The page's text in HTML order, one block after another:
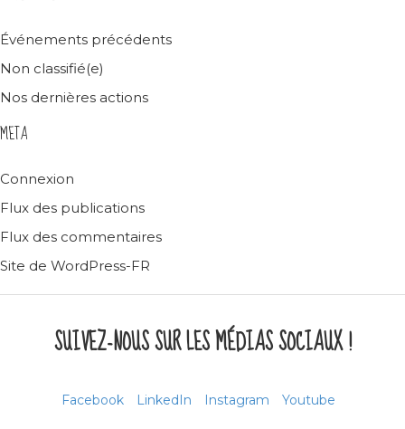
Événements précédents
Non classifié(e)
Nos dernières actions
META
Connexion
Flux des publications
Flux des commentaires
Site de WordPress-FR
SUIVEZ-NOUS SUR LES MÉDIAS SOCIAUX !
Facebook LinkedIn Instagram Youtube